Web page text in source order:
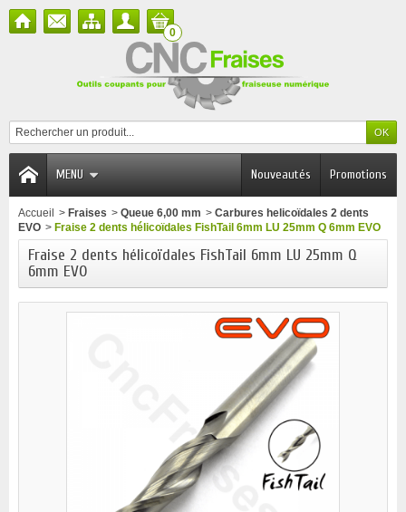
0
MENU Promotions
Nouveautés
Accueil > Fraises > Queue 6,00 mm > Carbures helicoïdales 2 dents
EVO > Fraise 2 dents hélicoïdales FishTail 6mm LU 25mm Q 6mm EVO
Fraise 2 dents hélicoïdales FishTail 6mm LU 25mm Q
6mm EVO